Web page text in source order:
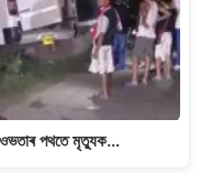
ওভতাৰ পথতে মৃত্যুক…